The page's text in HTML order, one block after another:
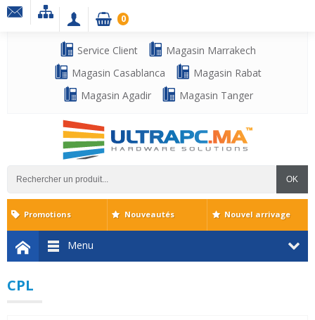
Service Client
Magasin Marrakech
Magasin Casablanca
Magasin Rabat
Magasin Agadir
Magasin Tanger
OK
0
Menu
Promotions Nouveautés Nouvel arrivage
CPL